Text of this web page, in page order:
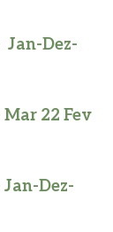
Jan-Dez-
22 Fev
Dez-